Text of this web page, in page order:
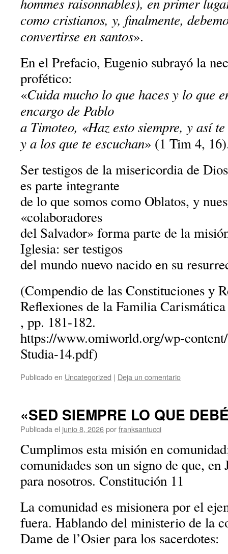
como cristianos, y, finalmente,
convertirse en santos».
En el Prefacio, Eugenio subrayó la
profético:
«Cuida mucho lo que haces y lo que
encargo de Pablo
a Timoteo, «Haz esto siempre, y así
y a los que te escuchan» (1 Tim 4,
Ser testigos de la misericordia de
es parte integrante
de lo que somos como Oblatos, y
«colaboradores
del Salvador» forma parte de la
Iglesia: ser testigos
del mundo nuevo nacido en su
(Compendio de las Constituciones y
Reflexiones de la Familia Carismática
, pp. 181-182.
https://www.omiworld.org/wp-
Studia-14.pdf)
Publicado en Uncategorized | Deja un comentario
«SED SIEMPRE LO QUE
Publicada el junio 8, 2026porfranksantucci
Cumplimos esta misión en
comunidades son un signo de que, en
para nosotros. Constitución 11
La comunidad es misionera por el
fuera. Hablando del ministerio de la
Dame de l’Osier para los sacerdotes: